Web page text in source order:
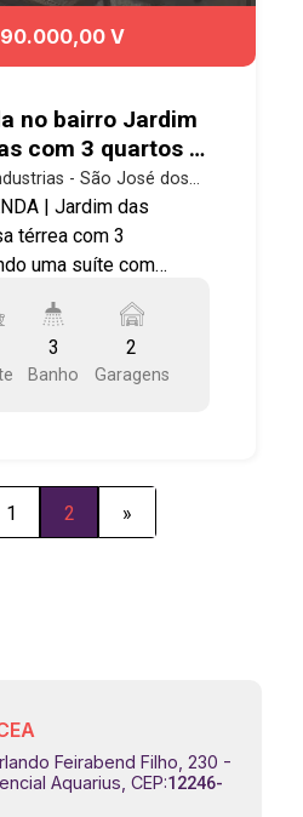
V
no bairro Jardim
com 3 quartos e
com
- São José dos
| Jardim das
uma suíte com
banheiros com box,
lavabo, 2 vagas
portão
3
Banho
2
Garagens
1 2 »
Feirabend Filho, 230 -
Aquarius, CEP:12246-